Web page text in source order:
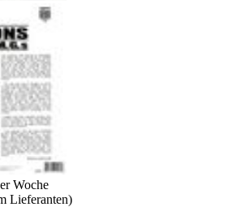
Woche
Lieferanten)